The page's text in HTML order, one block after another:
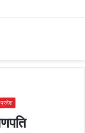
प्रदेश